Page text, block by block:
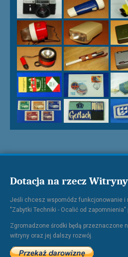
Dotacja na rzecz Witryny
Jeśli chcesz wspomódz funkcjonowanie i
"Zabytki Techniki - Ocalić od
Zgromadzone środki będą przeznaczone
witryny oraz jej dalszy rozwój.